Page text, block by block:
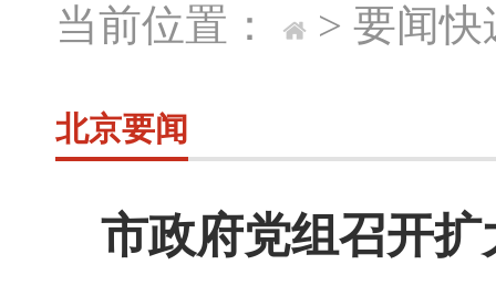
当前位置： > 要闻快
北京要闻
市政府党组召开